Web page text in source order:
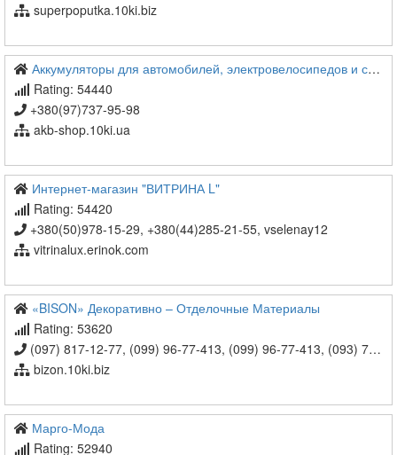
superpoputka.10ki.biz
Аккумуляторы для автомобилей, электровелосипедов и скутеров купить в Харькове и Украине
Rating: 54440
+380(97)737-95-98
akb-shop.10ki.ua
Интернет-магазин "ВИТРИНА L"
Rating: 54420
+380(50)978-15-29, +380(44)285-21-55, vselenay12
vitrinalux.erinok.com
«BISON» Декоративно – Отделочные Материалы
Rating: 53620
(097) 817-12-77, (099) 96-77-413, (099) 96-77-413, (093) 747-21-41, bizON.10ki@gmail.com
bizon.10ki.biz
Марго-Мода
Rating: 52940